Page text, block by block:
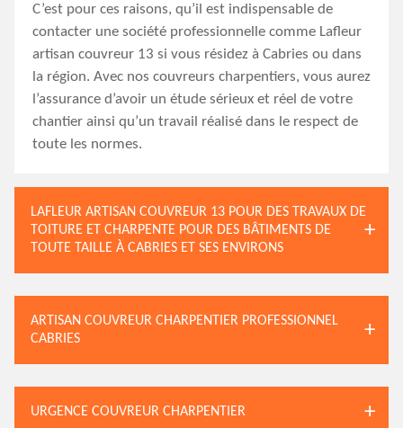
C’est pour ces raisons, qu’il est indispensable de
contacter une société professionnelle comme Lafleur
artisan couvreur 13 si vous résidez à Cabries ou dans
la région. Avec nos couvreurs charpentiers, vous aurez
l’assurance d’avoir un étude sérieux et réel de votre
chantier ainsi qu’un travail réalisé dans le respect de
toute les normes.
LAFLEUR ARTISAN COUVREUR 13 POUR DES TRAVAUX DE
TOITURE ET CHARPENTE POUR DES BÂTIMENTS DE
TOUTE TAILLE À CABRIES ET SES ENVIRONS
ARTISAN COUVREUR CHARPENTIER PROFESSIONNEL
CABRIES
URGENCE COUVREUR CHARPENTIER